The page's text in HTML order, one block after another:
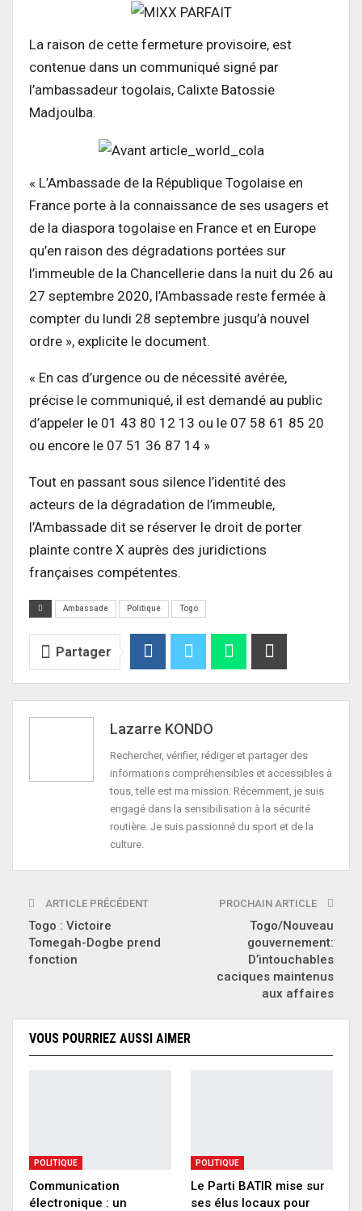
La raison de cette fermeture provisoire, est
contenue dans un communiqué signé par
l’ambassadeur togolais, Calixte Batossie
Madjoulba.
« L’Ambassade de la République Togolaise en
France porte à la connaissance de ses usagers et
de la diaspora togolaise en France et en Europe
qu’en raison des dégradations portées sur
l’immeuble de la Chancellerie dans la nuit du 26 au
27 septembre 2020, l’Ambassade reste fermée à
compter du lundi 28 septembre jusqu’à nouvel
ordre », explicite le document.
« En cas d’urgence ou de nécessité avérée,
précise le communiqué, il est demandé au public
d’appeler le 01 43 80 12 13 ou le 07 58 61 85 20
ou encore le 07 51 36 87 14 »
Tout en passant sous silence l’identité des
acteurs de la dégradation de l’immeuble,
l’Ambassade dit se réserver le droit de porter
plainte contre X auprès des juridictions
françaises compétentes.
Ambassade Politique Togo
Partager
Lazarre KONDO
Rechercher, vérifier, rédiger et partager des
informations compréhensibles et accessibles à
tous, telle est ma mission. Récemment, je suis
engagé dans la sensibilisation à la sécurité
routière. Je suis passionné du sport et de la
culture.
ARTICLE PRÉCÉDENT
Togo : Victoire
Tomegah-Dogbe prend
fonction
PROCHAIN ARTICLE
Togo/Nouveau
gouvernement:
D’intouchables
caciques maintenus
aux affaires
VOUS POURRIEZ AUSSI AIMER
POLITIQUE
Communication
électronique : un
POLITIQUE
Le Parti BATIR mise sur
ses élus locaux pour